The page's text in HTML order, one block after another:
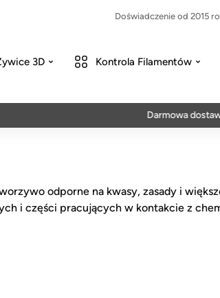
Doświadczenie od 2015
3D Kontrola Filamentów
Darmowa
odporne na kwasy, zasady i
i części pracujących w kontakcie z